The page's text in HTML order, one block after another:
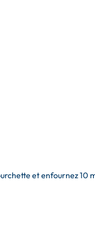
et enfournez 10